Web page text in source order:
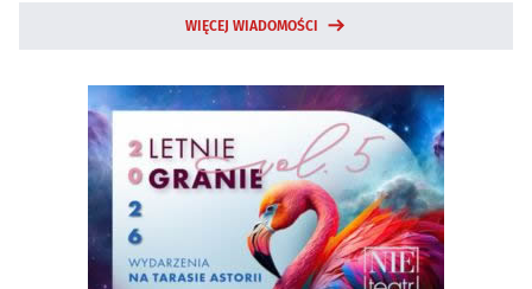
WIĘCEJ WIADOMOŚCI